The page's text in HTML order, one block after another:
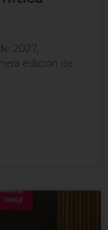
2027,
edición de